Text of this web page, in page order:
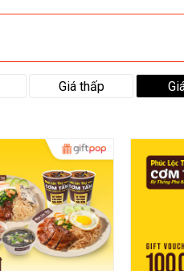
Giá thấp